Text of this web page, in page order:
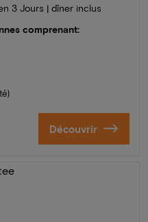
3 Jours | dîner inclus
comprenant:
Découvrir